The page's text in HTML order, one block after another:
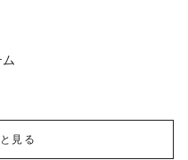
見る